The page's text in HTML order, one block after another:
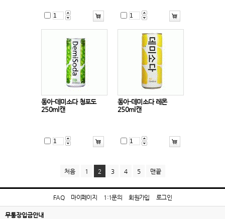
동아-데미소다 청포도
250ml캔
동아-데미소다 레몬
250ml캔
처음 1 2 3 4 5 맨끝
FAQ 마이페이지 1:1문의 회원가입 로그인
무통장입금안내